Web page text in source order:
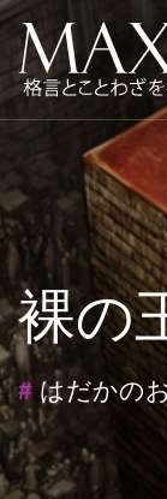
裸の
# はだかの